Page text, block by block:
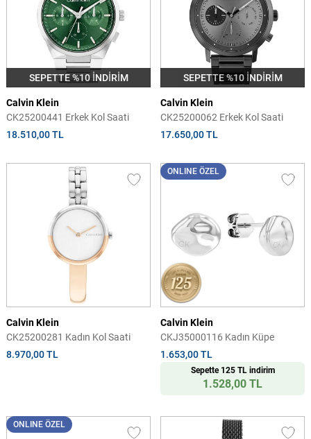
SEPETTE %10 İNDİRİM
Calvin Klein
CK25200441 Erkek Kol Saati
18.510,00 TL
SEPETTE %10 İNDİRİM
Calvin Klein
CK25200062 Erkek Kol Saati
17.650,00 TL
Calvin Klein
CK25200281 Kadın Kol Saati
8.970,00 TL
ONLINE ÖZEL
Calvin Klein
CKJ35000116 Kadın Küpe
1.653,00 TL
Sepette 125 TL indirim
1.528,00 TL
ONLINE ÖZEL